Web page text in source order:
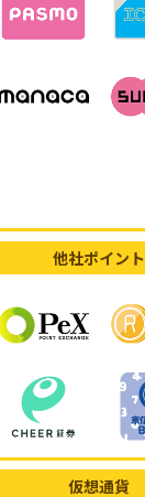
他社ポイント
仮想通貨